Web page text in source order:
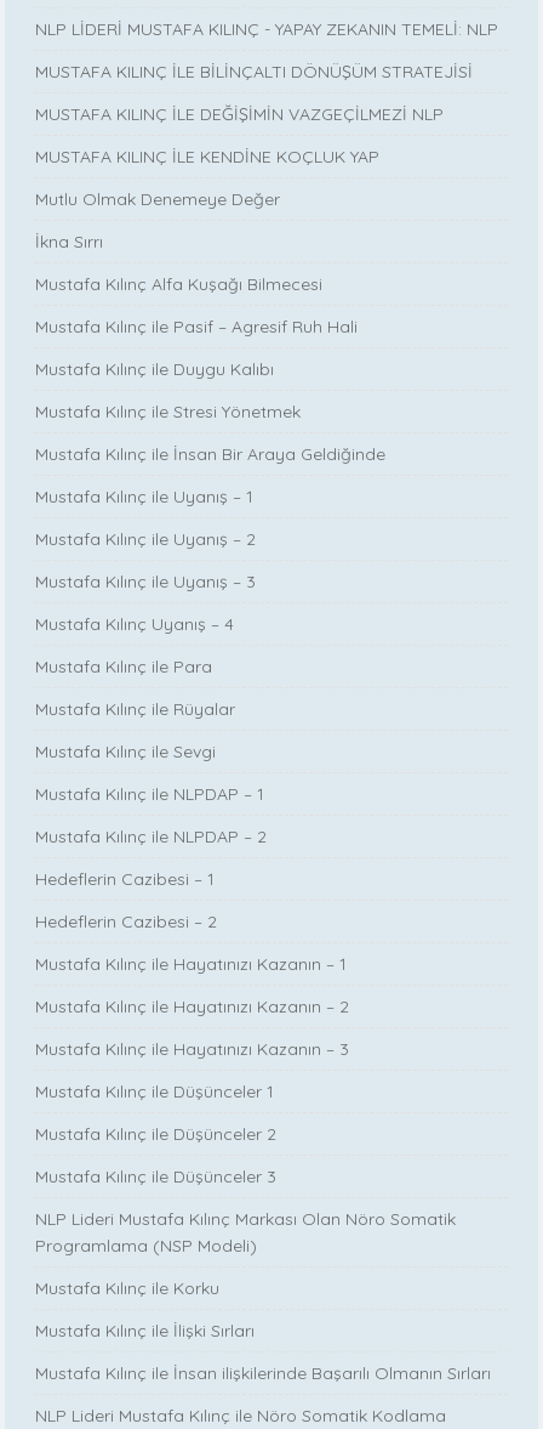
NLP LİDERİ MUSTAFA KILINÇ - YAPAY ZEKANIN TEMELİ: NLP
MUSTAFA KILINÇ İLE BİLİNÇALTI DÖNÜŞÜM STRATEJİSİ
MUSTAFA KILINÇ İLE DEĞİŞİMİN VAZGEÇİLMEZİ NLP
MUSTAFA KILINÇ İLE KENDİNE KOÇLUK YAP
Mutlu Olmak Denemeye Değer
İkna Sırrı
Mustafa Kılınç Alfa Kuşağı Bilmecesi
Mustafa Kılınç ile Pasif – Agresif Ruh Hali
Mustafa Kılınç ile Duygu Kalıbı
Mustafa Kılınç ile Stresi Yönetmek
Mustafa Kılınç ile İnsan Bir Araya Geldiğinde
Mustafa Kılınç ile Uyanış – 1
Mustafa Kılınç ile Uyanış – 2
Mustafa Kılınç ile Uyanış – 3
Mustafa Kılınç Uyanış – 4
Mustafa Kılınç ile Para
Mustafa Kılınç ile Rüyalar
Mustafa Kılınç ile Sevgi
Mustafa Kılınç ile NLPDAP – 1
Mustafa Kılınç ile NLPDAP – 2
Hedeflerin Cazibesi – 1
Hedeflerin Cazibesi – 2
Mustafa Kılınç ile Hayatınızı Kazanın – 1
Mustafa Kılınç ile Hayatınızı Kazanın – 2
Mustafa Kılınç ile Hayatınızı Kazanın – 3
Mustafa Kılınç ile Düşünceler 1
Mustafa Kılınç ile Düşünceler 2
Mustafa Kılınç ile Düşünceler 3
NLP Lideri Mustafa Kılınç Markası Olan Nöro Somatik
Programlama (NSP Modeli)
Mustafa Kılınç ile Korku
Mustafa Kılınç ile İlişki Sırları
Mustafa Kılınç ile İnsan ilişkilerinde Başarılı Olmanın Sırları
NLP Lideri Mustafa Kılınç ile Nöro Somatik Kodlama